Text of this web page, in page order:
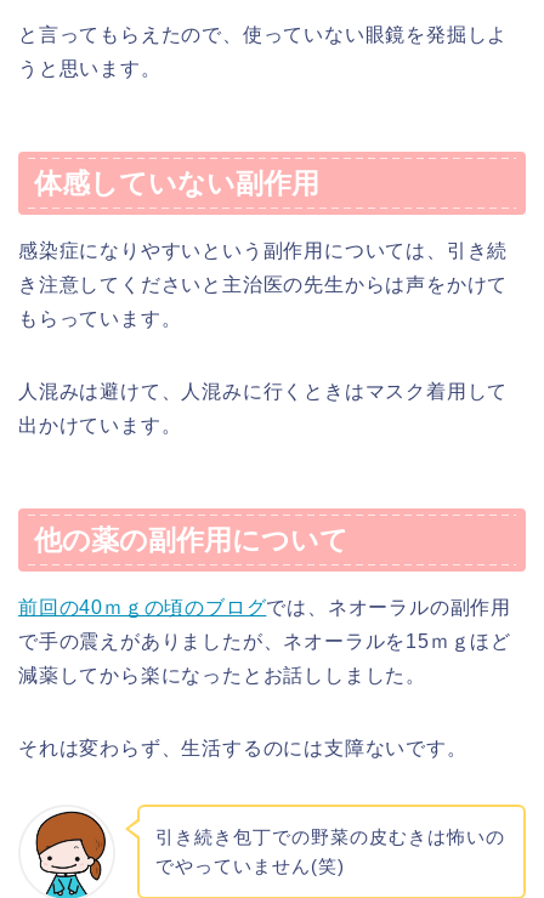
と言ってもらえたので、使っていない眼鏡を発掘しよ
うと思います。
体感していない副作用
感染症になりやすいという副作用については、引き続
き注意してくださいと主治医の先生からは声をかけて
もらっています。
人混みは避けて、人混みに行くときはマスク着用して
出かけています。
他の薬の副作用について
前回の40ｍｇの頃のブログでは、ネオーラルの副作用
で手の震えがありましたが、ネオーラルを15ｍｇほど
減薬してから楽になったとお話ししました。
それは変わらず、生活するのには支障ないです。
引き続き包丁での野菜の皮むきは怖いの
でやっていません(笑)